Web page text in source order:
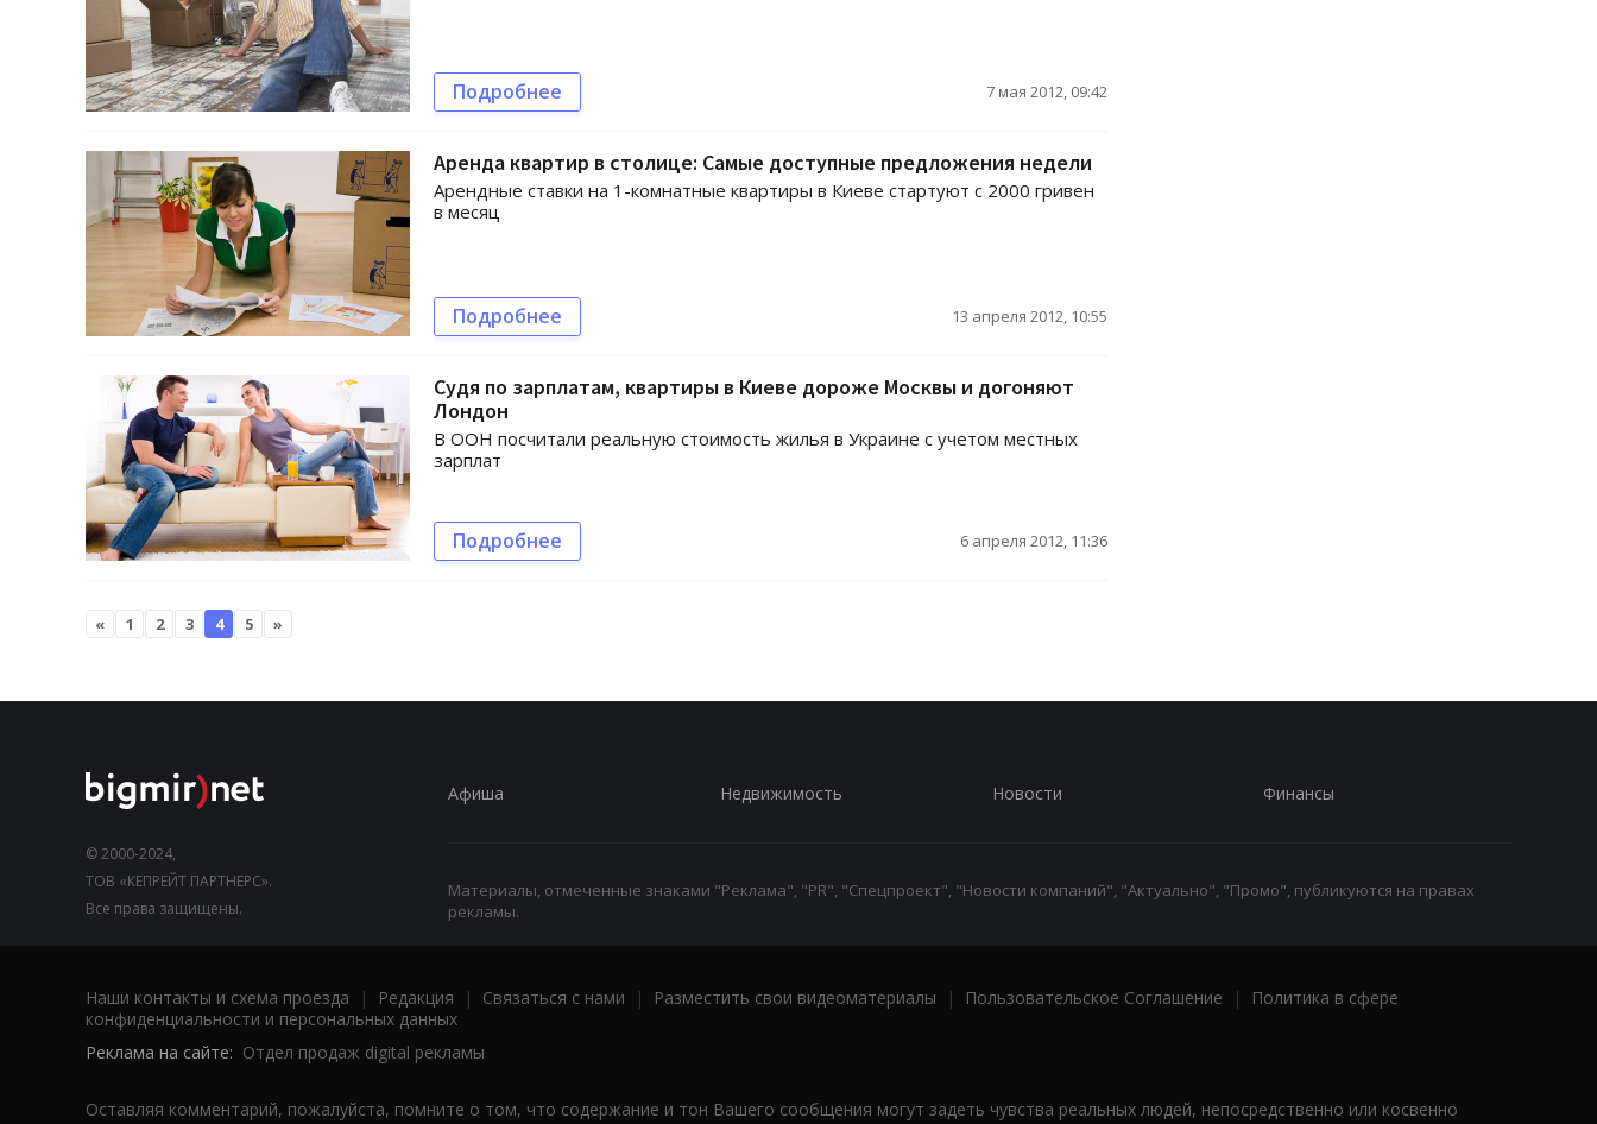
Подробнее 7 мая 2012, 09:42
Аренда квартир в столице: Самые доступные предложения недели
Арендные ставки на 1-комнатные квартиры в Киеве стартуют с 2000 гривен
в месяц
Подробнее 13 апреля 2012, 10:55
Судя по зарплатам, квартиры в Киеве дороже Москвы и догоняют
Лондон
В ООН посчитали реальную стоимость жилья в Украине с учетом местных
зарплат
Подробнее 6 апреля 2012, 11:36
« 1 2 3 4 5 »
© 2000-2024,
ТОВ «КЕПРЕЙТ ПАРТНЕРС».
Все права защищены.
Афиша Недвижимость Новости Финансы
Материалы, отмеченные знаками "Реклама", "PR", "Спецпроект", "Новости компаний", "Актуально", "Промо", публикуются на правах
рекламы.
Наши контакты и схема проезда | Редакция | Связаться с нами | Разместить свои видеоматериалы | Пользовательское Соглашение |
Политика в сфере
конфиденциальности и персональных данных
Реклама на сайте: Отдел продаж digital рекламы
Оставляя комментарий, пожалуйста, помните о том, что содержание и тон Вашего сообщения могут задеть чувства реальных людей, непосредственно или косвенно